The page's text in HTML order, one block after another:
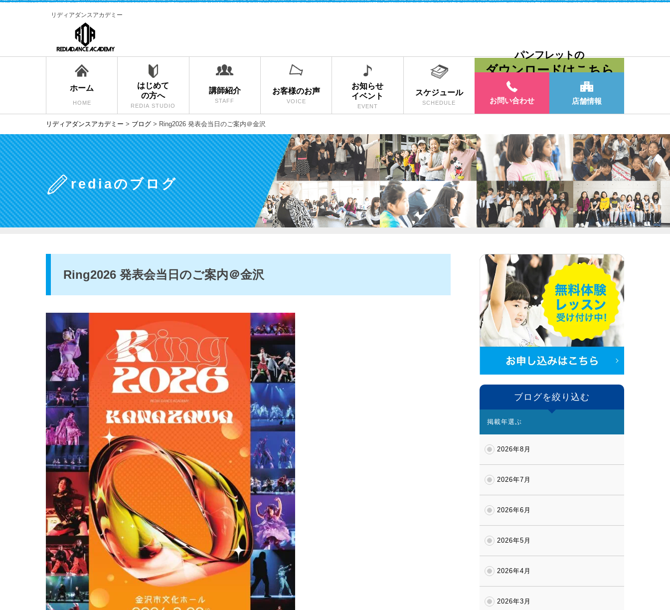
リディアダンスアカデミー
ホーム
HOME
はじめて
の方へ
REDIA STUDIO
講師紹介
STAFF
お客様のお声
VOICE
お知らせ
イベント
EVENT
スケジュール
SCHEDULE
パンフレットの
ダウンロードはこちら
お問い合わせ 店舗情報
リディアダンスアカデミー > ブログ > Ring2026 発表会当日のご案内＠金沢
rediaのブログ
Ring2026 発表会当日のご案内＠金沢
ブログを絞り込む
掲載年選ぶ
2026年8月
2026年7月
2026年6月
2026年5月
2026年4月
2026年3月